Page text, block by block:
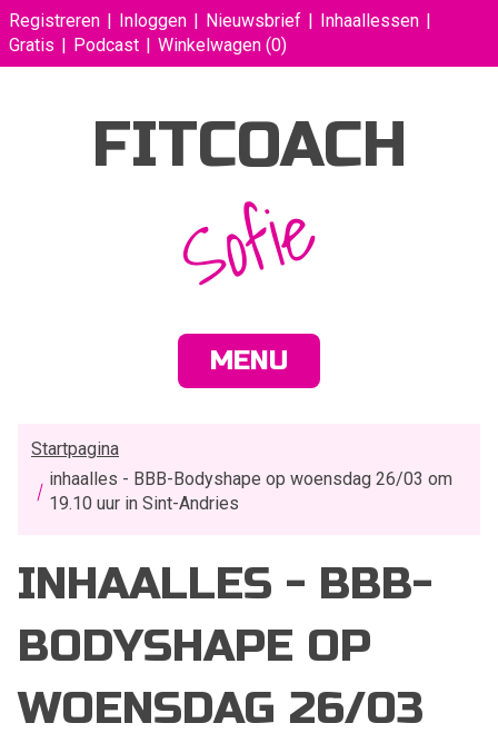
Registreren Inloggen Nieuwsbrief
Inhaallessen
Gratis
Podcast Winkelwagen (0)
FITCOACH
Sofie
MENU
Startpagina
inhaalles - BBB-Bodyshape op woensdag 26/03 om
19.10 uur in Sint-Andries
INHAALLES - BBB-
BODYSHAPE OP
WOENSDAG 26/03